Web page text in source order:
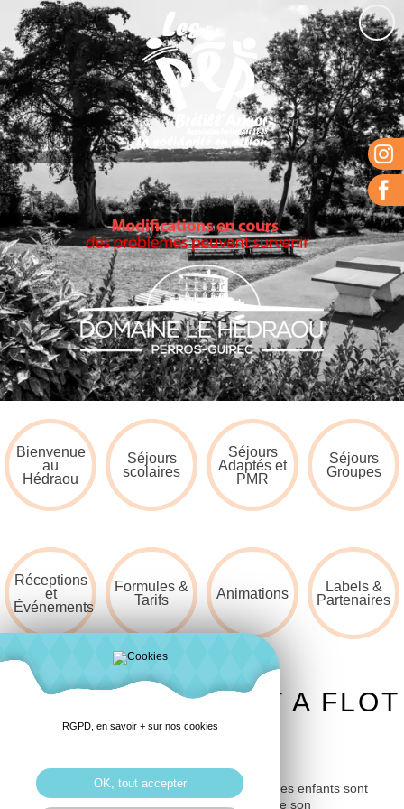
Bienvenue
au
Hédraou
Séjours
scolaires
Séjours
Adaptés et
PMR
Séjours
Groupes
Réceptions
et
Événements
Formules &
Tarifs
Animations
Labels &
Partenaires
VISITE D'UN PORT A FLOT
Lors d’une visite du port à flot de Perros-Guirec, les enfants sont
invités à observer son organisation et comprendre son
RGPD, en savoir + sur nos cookies
OK, tout accepter